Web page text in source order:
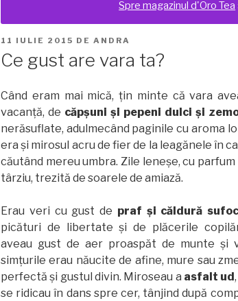
Spre magazinul d'Oro Tea
PUBLICAT
11 IULIE 2015 DE ANDRA
Ce gust are vara ta?
Când eram mai mică, ţin minte că vara
vacanţă, de căpşuni şi pepeni dulci şi
nerăsuflate, adulmecând paginile cu aroma
era şi mirosul acru de fier de la leagănele în
căutând mereu umbra. Zile leneşe, cu
târziu, trezită de soarele de amiază.
Erau veri cu gust de praf şi căldură
picături de libertate şi de plăcerile
aveau gust de aer proaspăt de munte şi
simţurile erau năucite de afine, mure sau
perfectă şi gustul divin. Miroseau a asfalt ud
se ridicau în dans spre cer, tânjind după